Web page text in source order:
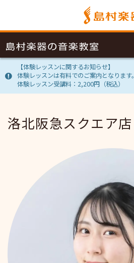
【体験レッスンに関するお知らせ】
体験レッスンは有料でのご案内となります。
体験レッスン受講料：2,200円（税込）
洛北阪急スクエア店